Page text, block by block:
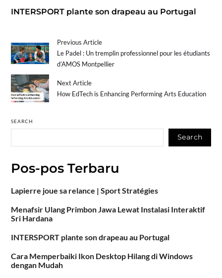
INTERSPORT plante son drapeau au Portugal
Previous Article
Le Padel : Un tremplin professionnel pour les étudiants
d’AMOS Montpellier
Next Article
How EdTech is Enhancing Performing Arts Education
SEARCH
Search
Pos-pos Terbaru
Lapierre joue sa relance | Sport Stratégies
Menafsir Ulang Primbon Jawa Lewat Instalasi Interaktif
Sri Hardana
INTERSPORT plante son drapeau au Portugal
Cara Memperbaiki Ikon Desktop Hilang di Windows
dengan Mudah